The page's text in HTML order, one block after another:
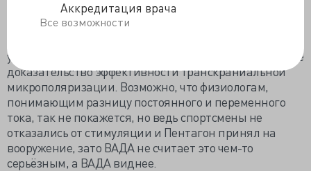
Аккредитация врача
Все возможности
исследования транскраниальной стимуляции
переменным током, которую применяли во время сна
улучшилась, зато улучшилась моторика, это косвенное
доказательство эффективности транскраниальной
микрополяризации. Возможно, что физиологам,
понимающим разницу постоянного и переменного
тока, так не покажется, но ведь спортсмены не
отказались от стимуляции и Пентагон принял на
вооружение, зато ВАДА не считает это чем-то
серьёзным, а ВАДА виднее.